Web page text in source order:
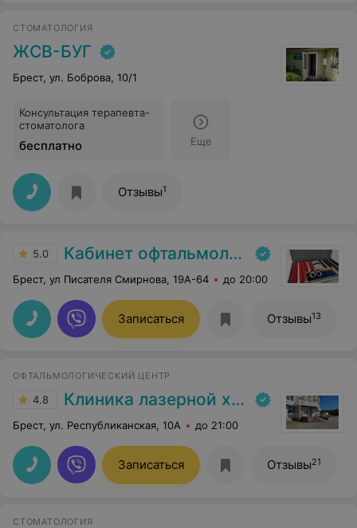
СТОМАТОЛОГИЯ
ЖСВ-БУГ
Брест, ул. Боброва, 10/1
Консультация терапевта-
стоматолога
бесплатно Еще
Отзывы1
5.0 Кабинет офтальмолога Пекарской И. В.
Брест, ул Писателя Смирнова, 19А-64 до 20:00
Записаться Отзывы13
ОФТАЛЬМОЛОГИЧЕСКИЙ ЦЕНТР
4.8 Клиника лазерной хирургии глаза Макарчука
Брест, ул. Республиканская, 10А до 21:00
Записаться Отзывы21
СТОМАТОЛОГИЯ